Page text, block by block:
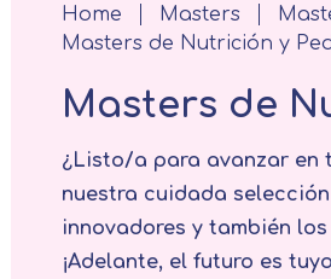
Breadcrumb
Home Masters
Masters de Nutrición y
Masters de
¿Listo/a para avanzar en
nuestra cuidada
innovadores y también
¡Adelante, el futuro es